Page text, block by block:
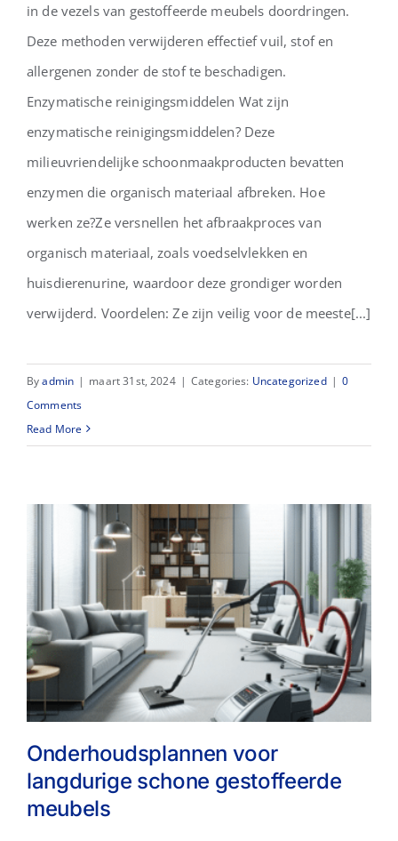
in de vezels van gestoffeerde meubels doordringen.
Deze methoden verwijderen effectief vuil, stof en
allergenen zonder de stof te beschadigen.
Enzymatische reinigingsmiddelen Wat zijn
enzymatische reinigingsmiddelen? Deze
milieuvriendelijke schoonmaakproducten bevatten
enzymen die organisch materiaal afbreken. Hoe
werken ze?Ze versnellen het afbraakproces van
organisch materiaal, zoals voedselvlekken en
huisdierenurine, waardoor deze grondiger worden
verwijderd. Voordelen: Ze zijn veilig voor de meeste[...]
Byadmin | maart 31st, 2024 | Categories: Uncategorized | 0
Comments
Read More
Onderhoudsplannen voor
langdurige schone gestoffeerde
meubels